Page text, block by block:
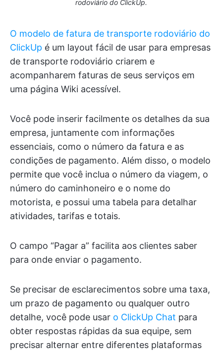
rodoviário do ClickUp.
O modelo de fatura de transporte rodoviário do
ClickUp é um layout fácil de usar para empresas
de transporte rodoviário criarem e
acompanharem faturas de seus serviços em
uma página Wiki acessível.
Você pode inserir facilmente os detalhes da sua
empresa, juntamente com informações
essenciais, como o número da fatura e as
condições de pagamento. Além disso, o modelo
permite que você inclua o número da viagem, o
número do caminhoneiro e o nome do
motorista, e possui uma tabela para detalhar
atividades, tarifas e totais.
O campo “Pagar a” facilita aos clientes saber
para onde enviar o pagamento.
Se precisar de esclarecimentos sobre uma taxa,
um prazo de pagamento ou qualquer outro
detalhe, você pode usar o ClickUp Chat para
obter respostas rápidas da sua equipe, sem
precisar alternar entre diferentes plataformas